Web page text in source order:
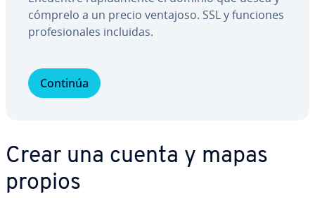
cómprelo a un precio ventajoso. SSL y funciones
pro­fe­sio­na­les incluidas.
Continúa
Crear una cuenta y mapas
propios